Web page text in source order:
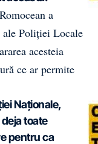
a
ale Poliției Locale
acesteia
ce ar permite
Naționale,
toate
pentru ca